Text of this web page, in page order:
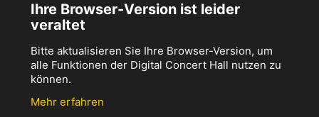
Ihre Browser-Version ist leider
veraltet
Bitte aktualisieren Sie Ihre Browser-Version, um
alle Funktionen der Digital Concert Hall nutzen zu
können.
Mehr erfahren